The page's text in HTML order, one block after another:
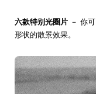
六款特别光圈片 － 你
形状的散景效果。